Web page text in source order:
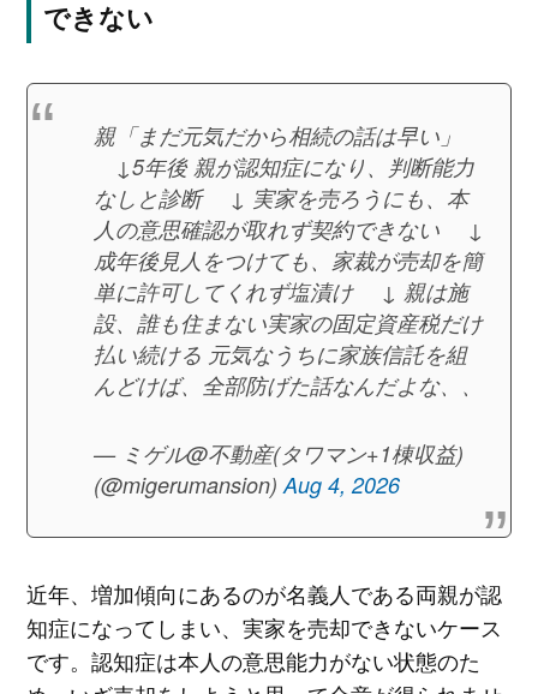
できない
親「まだ元気だから相続の話は早い」
↓5年後 親が認知症になり、判断能力
なしと診断 ↓ 実家を売ろうにも、本
人の意思確認が取れず契約できない ↓
成年後見人をつけても、家裁が売却を簡
単に許可してくれず塩漬け ↓ 親は施
設、誰も住まない実家の固定資産税だけ
払い続ける 元気なうちに家族信託を組
んどけば、全部防げた話なんだよな、、
— ミゲル@不動産(タワマン+1棟収益)
(@migerumansion)Aug 4, 2026
近年、増加傾向にあるのが名義人である両親が認
知症になってしまい、実家を売却できないケース
です。認知症は本人の意思能力がない状態のた